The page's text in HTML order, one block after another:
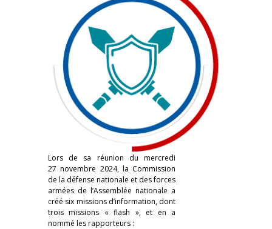
Lors de sa réunion du mercredi
27 novembre 2024, la Commission
de la défense nationale et des forces
armées de l’Assemblée nationale a
créé six missions d’information, dont
trois missions « flash », et en a
nommé les rapporteurs :